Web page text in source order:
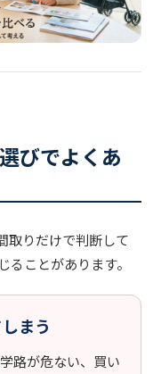
びでよくあ
取りだけで判断して
ることがあります。
まう
路が危ない、買い